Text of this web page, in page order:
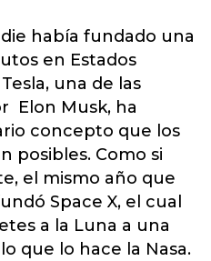
había fundado una
en Estados
una de las
Elon Musk, ha
concepto que los
posibles. Como si
el mismo año que
Space X, el cual
a la Luna a una
que lo hace la Nasa.